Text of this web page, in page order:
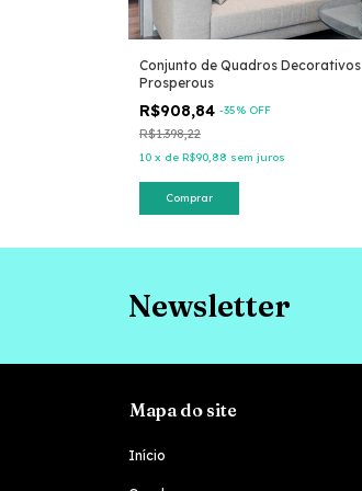
Conjunto de Quadros Decorativos
Prosperous
R$908,84 -35% OFF
R$1.398,22
10 x de R$90,88 sem juros
Comprar
Newsletter
Mapa do site
Início